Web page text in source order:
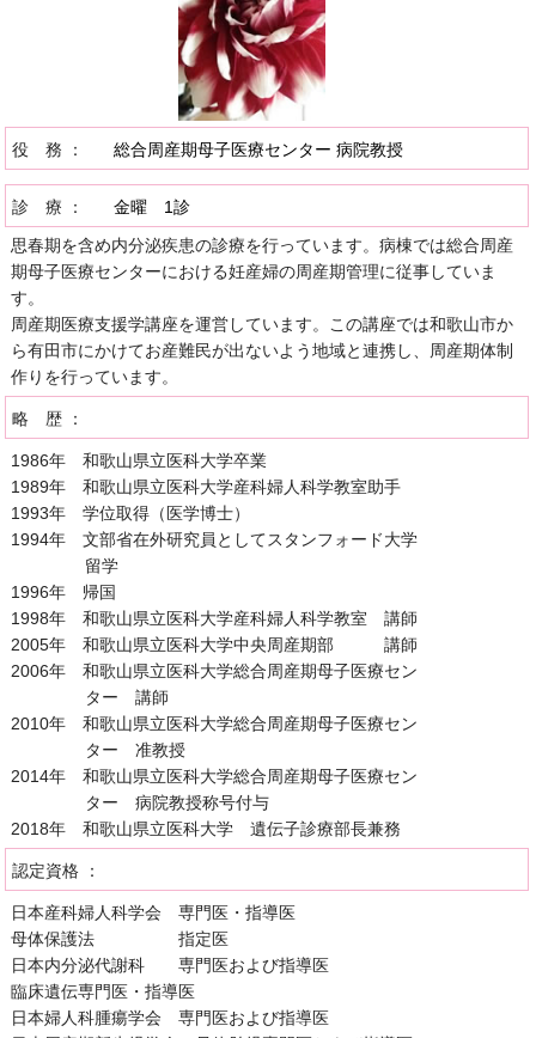
役 務 ： 総合周産期母子医療センター 病院教授
診 療 ：
金曜 1診
思春期を含め内分泌疾患の診療を行っています。病棟では総合周産
期母子医療センターにおける妊産婦の周産期管理に従事していま
す。
周産期医療支援学講座を運営しています。この講座では和歌山市か
ら有田市にかけてお産難民が出ないよう地域と連携し、周産期体制
作りを行っています。
略 歴 ：
1986年 和歌山県立医科大学卒業
1989年 和歌山県立医科大学産科婦人科学教室助手
1993年 学位取得（医学博士）
1994年 文部省在外研究員としてスタンフォード大学
留学
1996年 帰国
1998年 和歌山県立医科大学産科婦人科学教室 講師
2005年 和歌山県立医科大学中央周産期部 講師
2006年 和歌山県立医科大学総合周産期母子医療セン
ター 講師
2010年 和歌山県立医科大学総合周産期母子医療セン
ター 准教授
2014年 和歌山県立医科大学総合周産期母子医療セン
ター 病院教授称号付与
2018年 和歌山県立医科大学 遺伝子診療部長兼務
認定資格 ：
日本産科婦人科学会 専門医・指導医
母体保護法 指定医
日本内分泌代謝科 専門医および指導医
臨床遺伝専門医・指導医
日本婦人科腫瘍学会 専門医および指導医